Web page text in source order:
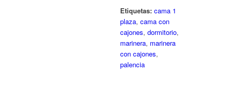
Etiquetas: cama 1
plaza, cama con
cajones, dormitorio,
marinera, marinera
con cajones,
palencia